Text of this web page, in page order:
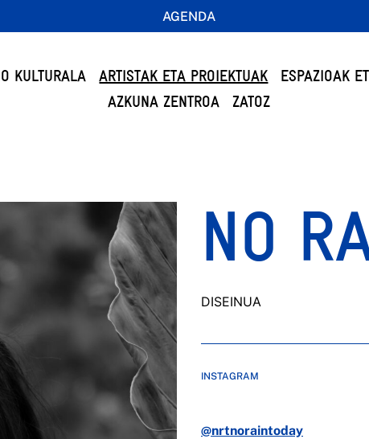
AGENDA
KULTURALA ARTISTAK ETA PROIEKTUAK
ESPAZIOAK
AZKUNA ZENTROA
ZATOZ
NO
DISEINUA
INSTAGRAM
@nrtnoraintoday